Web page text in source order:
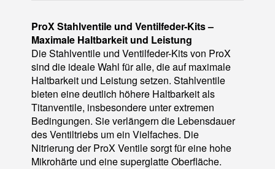
ProX Stahlventile und Ventilfeder-Kits –
Maximale Haltbarkeit und Leistung
Die Stahlventile und Ventilfeder-Kits von ProX
sind die ideale Wahl für alle, die auf maximale
Haltbarkeit und Leistung setzen. Stahlventile
bieten eine deutlich höhere Haltbarkeit als
Titanventile, insbesondere unter extremen
Bedingungen. Sie verlängern die Lebensdauer
des Ventiltriebs um ein Vielfaches. Die
Nitrierung der ProX Ventile sorgt für eine hohe
Mikrohärte und eine superglatte Oberfläche.